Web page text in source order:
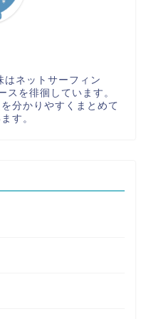
はネットサーフィン
を徘徊しています。
分かりやすくまとめて
す。